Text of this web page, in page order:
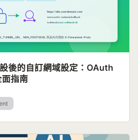
後的自訂網域設定：OAuth
指南